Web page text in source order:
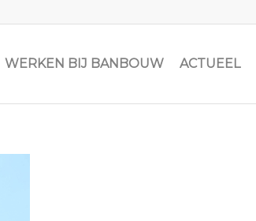
WERKEN BIJ BANBOUW ACTUEEL